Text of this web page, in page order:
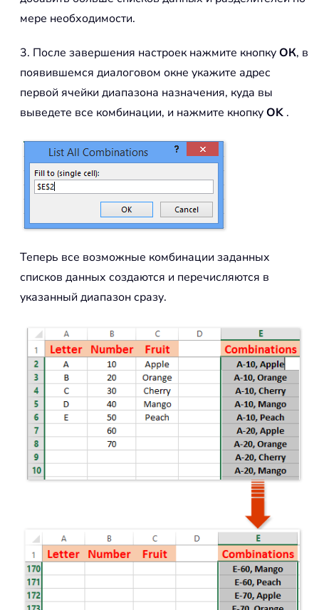
мере необходимости.
3. После завершения настроек нажмите кнопкуОК, в
появившемся диалоговом окне укажите адрес
первой ячейки диапазона назначения, куда вы
выведете все комбинации, и нажмите кнопкуOK .
Теперь все возможные комбинации заданных
списков данных создаются и перечисляются в
указанный диапазон сразу.